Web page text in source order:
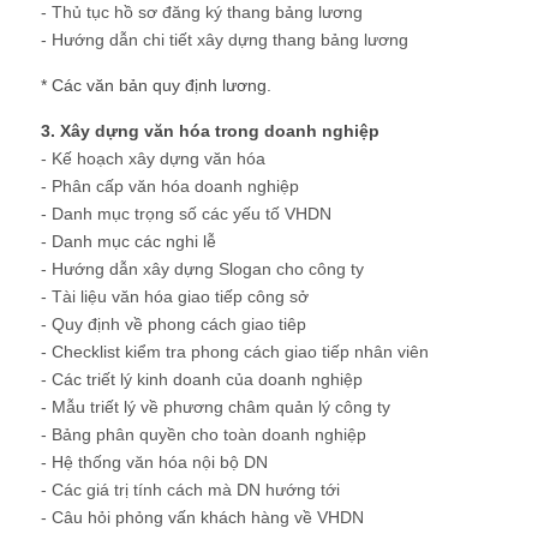
- Thủ tục hồ sơ đăng ký thang bảng lương
- Hướng dẫn chi tiết xây dựng thang bảng lương
* Các văn bản quy định lương.
3. Xây dựng văn hóa trong doanh nghiệp
- Kế hoạch xây dựng văn hóa
- Phân cấp văn hóa doanh nghiệp
- Danh mục trọng số các yếu tố VHDN
- Danh mục các nghi lễ
- Hướng dẫn xây dựng Slogan cho công ty
- Tài liệu văn hóa giao tiếp công sở
- Quy định về phong cách giao tiêp
- Checklist kiểm tra phong cách giao tiếp nhân viên
- Các triết lý kinh doanh của doanh nghiệp
- Mẫu triết lý về phương châm quản lý công ty
- Bảng phân quyền cho toàn doanh nghiệp
- Hệ thống văn hóa nội bộ DN
- Các giá trị tính cách mà DN hướng tới
- Câu hỏi phỏng vấn khách hàng về VHDN